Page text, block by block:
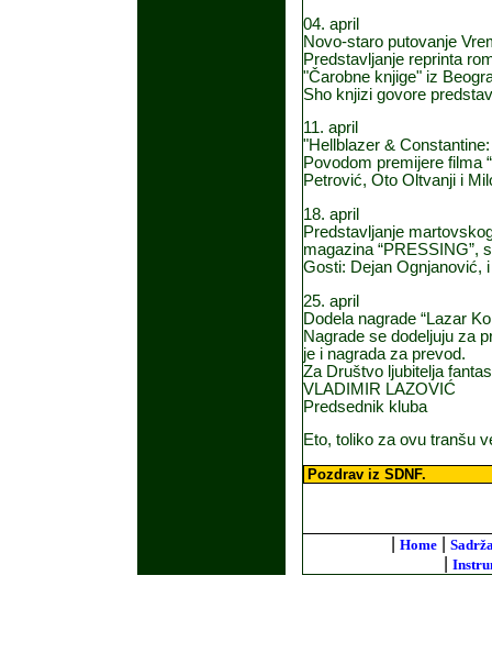
04. april
Novo-staro putovanje
Predstavljanje reprinta
"Čarobne knjige" iz
Sho knjizi govore
11. april
"Hellblazer &
Povodom premijere filma
Petrović, Oto Oltvanji i
18. april
Predstavljanje
magazina “PRESSING”,
Gosti: Dejan Ognjanović,
25. april
Dodela nagrade “Lazar
Nagrade se dodeljuju za
je i nagrada za prevod.
Za Društvo ljubitelja
VLADIMIR LAZOVIĆ
Predsednik kluba
Eto, toliko za ovu tranšu
Pozdrav iz SDNF.
Home